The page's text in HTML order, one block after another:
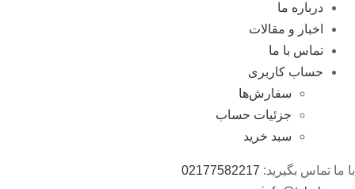
درباره ما
اخبار و مقالات
تماس با ما
حساب کاربری
سفارش‌ها
جزئیات حساب
سبد خرید
با ما تماس بگیرید: 02177582217